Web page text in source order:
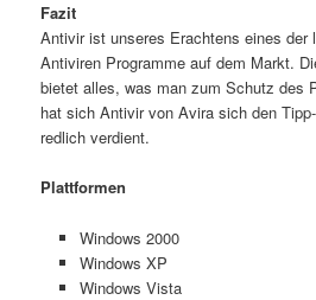
Fazit
Antivir ist unseres Erachtens eines der
Antiviren Programme auf dem Markt.
bietet alles, was man zum Schutz des
hat sich Antivir von Avira sich den
redlich verdient.
Plattformen
Windows 2000
Windows XP
Windows Vista